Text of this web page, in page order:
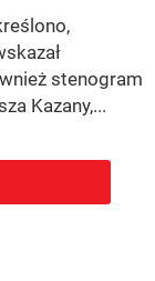
stenogram
Kazany,...